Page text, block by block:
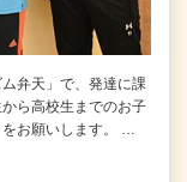
弁天」で、発達に課
ら高校生までのお子
をお願いします。 …